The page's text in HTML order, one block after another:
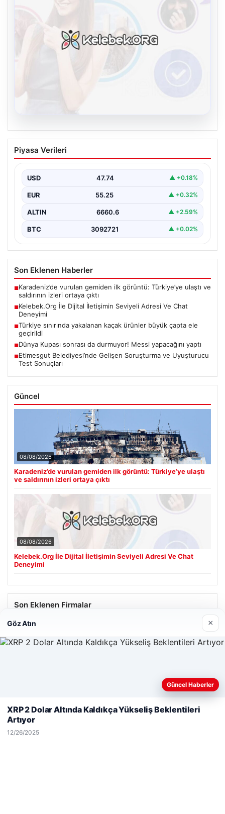
Kelebek.Org İle Dijital İletişimin Seviyeli
Adresi Ve Chat Deneyimi
kurması ciddi bir önem taşımaktadır. Halen birçok…
Piyasa Verileri
USD 47.74 ▲ +0.18%
EUR 55.25 ▲ +0.32%
ALTIN 6660.6 ▲ +2.59%
BTC 3092721 ▲ +0.02%
Son Eklenen Haberler
■Karadeniz’de vurulan gemiden ilk görüntü: Türkiye’ye ulaştı ve
saldırının izleri ortaya çıktı
■Kelebek.Org İle Dijital İletişimin Seviyeli Adresi Ve Chat
Deneyimi
■Türkiye sınırında yakalanan kaçak ürünler büyük çapta ele
geçirildi
■Dünya Kupası sonrası da durmuyor! Messi yapacağını yaptı
■Etimesgut Belediyesi’nde Gelişen Soruşturma ve Uyuşturucu
Test Sonuçları
Güncel
08/08/2026
Karadeniz’de vurulan gemiden ilk görüntü: Türkiye’ye ulaştı
ve saldırının izleri ortaya çıktı
08/08/2026
Kelebek.Org İle Dijital İletişimin Seviyeli Adresi Ve Chat
Deneyimi
Son Eklenen Firmalar
Web sitemizi nasıl kullandığınızı daha iyi anlayabilmek,
kullanıyoruz. Çerez Politikamız
Reddet
Göz Atın ×
Güncel Haberler
XRP 2 Dolar Altında Kaldıkça Yükseliş Beklentileri
Artıyor
12/26/2025